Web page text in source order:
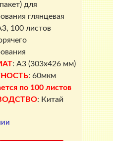
для
глянцевая
100 листов
: A3 (303х426 мм)
: 60мкм
по 100 листов
: Китай